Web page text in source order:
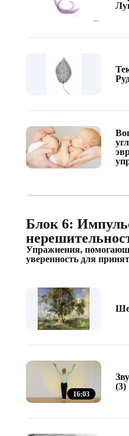
Блок 6:
Упражнения,
уверенность для
16:03
(3)